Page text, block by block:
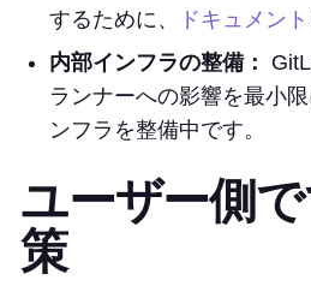
するために、
ドキュメント
内部インフラの整備：
ランナーへの影響を最小
ンフラを整備中です。
ユーザー側
策